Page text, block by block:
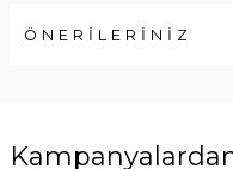
ÖNERİLERİNİZ